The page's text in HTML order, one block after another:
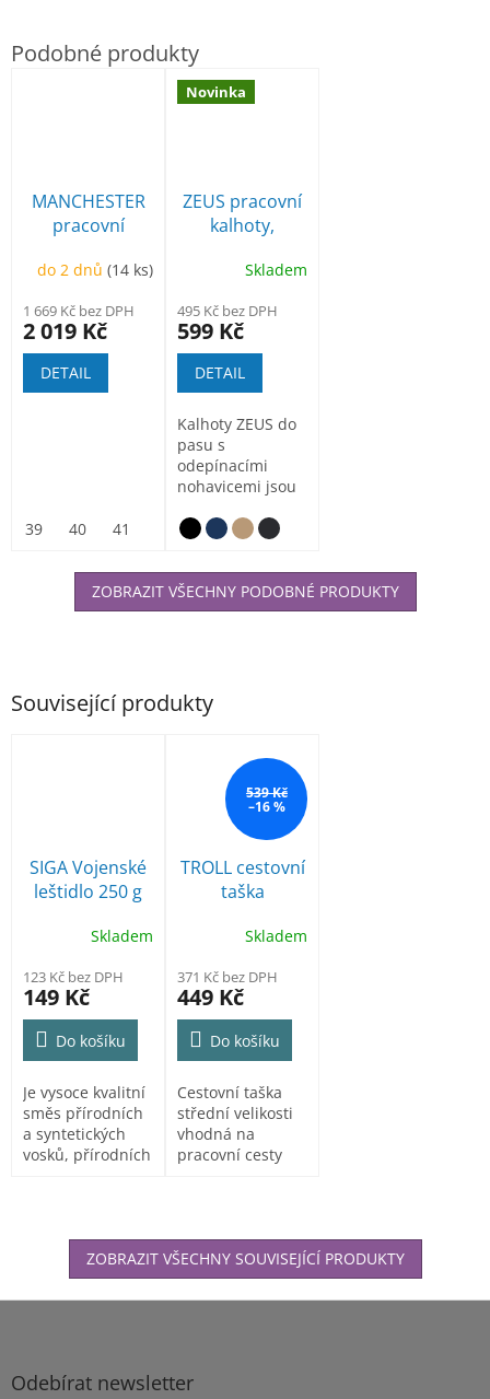
Související produkty
SIGA Vojenské
leštidlo 250 g
Skladem
123 Kč bez DPH
149 Kč
Do košíku
Je vysoce kvalitní
směs přírodních
a syntetických
vosků, přírodních
539 Kč
–16 %
TROLL cestovní
taška
Skladem
371 Kč bez DPH
449 Kč
Do košíku
Cestovní taška
střední velikosti
vhodná na
pracovní cesty
ZOBRAZIT VŠECHNY SOUVISEJÍCÍ PRODUKTY
MANCHESTER
pracovní
do 2 dnů(14 ks)
1 669 Kč bez DPH
2 019 Kč
DETAIL
39 40 41 43 44
Novinka
ZEUS pracovní
kalhoty,
nohavice
Skladem
495 Kč bez DPH
599 Kč
DETAIL
Kalhoty ZEUS do
pasu s
odepínacími
nohavicemi jsou
tkaniny RIP-
ZOBRAZIT VŠECHNY PODOBNÉ PRODUKTY
Z
Odebírat newsletter